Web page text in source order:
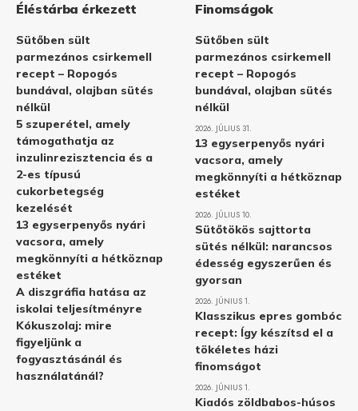
Éléstárba érkezett
Sütőben sült
parmezános csirkemell
recept – Ropogós
bundával, olajban sütés
nélkül
5 szuperétel, amely
támogathatja az
inzulinrezisztencia és a
2-es típusú
cukorbetegség
kezelését
13 egyserpenyős nyári
vacsora, amely
megkönnyíti a hétköznap
estéket
A diszgráfia hatása az
iskolai teljesítményre
Kókuszolaj: mire
figyeljünk a
fogyasztásánál és
használatánál?
Finomságok
Sütőben sült
parmezános csirkemell
recept – Ropogós
bundával, olajban sütés
nélkül
2026. JÚLIUS 31.
13 egyserpenyős nyári
vacsora, amely
megkönnyíti a hétköznap
estéket
2026. JÚLIUS 10.
Sütőtökös sajttorta
sütés nélkül: narancsos
édesség egyszerűen és
gyorsan
2026. JÚNIUS 1.
Klasszikus epres gombóc
recept: Így készítsd el a
tökéletes házi
finomságot
2026. JÚNIUS 1.
Kiadós zöldbabos-húsos